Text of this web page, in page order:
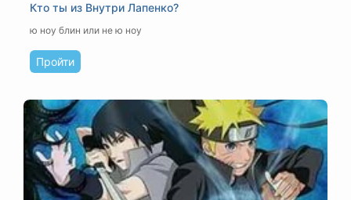
Кто ты из Внутри Лапенко?
ю ноу блин или не ю ноу
Пройти